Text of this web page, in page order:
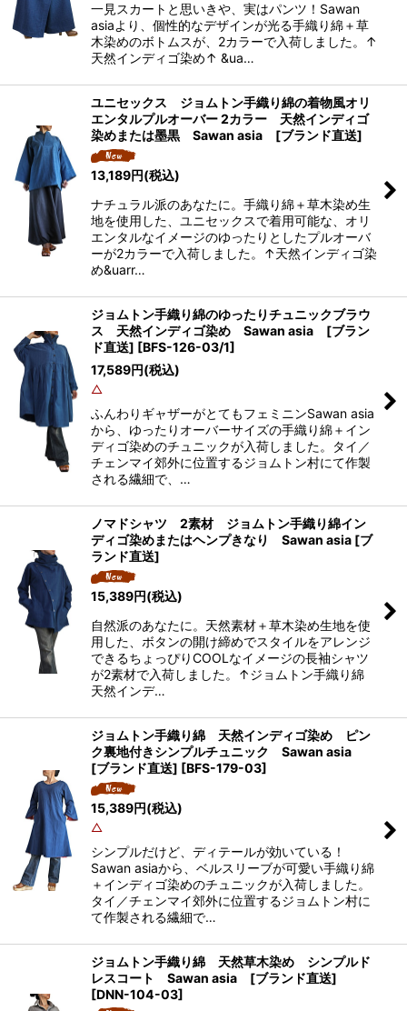
一見スカートと思いきや、実はパンツ！Sawan
asiaより、個性的なデザインが光る手織り綿＋草
木染めのボトムスが、2カラーで入荷しました。↑
天然インディゴ染め↑ &ua…
ユニセックス ジョムトン手織り綿の着物風オリ
エンタルプルオーバー 2カラー 天然インディゴ
染めまたは墨黒 Sawan asia [ブランド直送]
13,189円(税込)
ナチュラル派のあなたに。手織り綿＋草木染め生
地を使用した、ユニセックスで着用可能な、オリ
エンタルなイメージのゆったりとしたプルオーバ
ーが2カラーで入荷しました。↑天然インディゴ染
め&uarr…
ジョムトン手織り綿のゆったりチュニックブラウ
ス 天然インディゴ染め Sawan asia [ブラン
ド直送] [BFS-126-03/1]
17,589円(税込)
△
ふんわりギャザーがとてもフェミニンSawan asia
から、ゆったりオーバーサイズの手織り綿＋イン
ディゴ染めのチュニックが入荷しました。タイ／
チェンマイ郊外に位置するジョムトン村にて作製
される繊細で、…
ノマドシャツ 2素材 ジョムトン手織り綿イン
ディゴ染めまたはヘンプきなり Sawan asia [ブ
ランド直送]
15,389円(税込)
自然派のあなたに。天然素材＋草木染め生地を使
用した、ボタンの開け締めでスタイルをアレンジ
できるちょっぴりCOOLなイメージの長袖シャツ
が2素材で入荷しました。↑ジョムトン手織り綿
天然インデ…
ジョムトン手織り綿 天然インディゴ染め ピン
ク裏地付きシンプルチュニック Sawan asia
[ブランド直送] [BFS-179-03]
15,389円(税込)
△
シンプルだけど、ディテールが効いている！
Sawan asiaから、ベルスリーブが可愛い手織り綿
＋インディゴ染めのチュニックが入荷しました。
タイ／チェンマイ郊外に位置するジョムトン村に
て作製される繊細で…
ジョムトン手織り綿 天然草木染め シンプルド
レスコート Sawan asia [ブランド直送]
[DNN-104-03]